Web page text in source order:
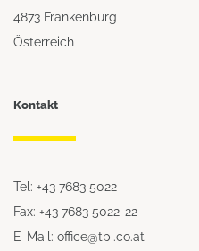
4873 Frankenburg
Österreich
Kontakt
Tel: +43 7683 5022
Fax: +43 7683 5022-22
E-Mail: office@tpi.co.at